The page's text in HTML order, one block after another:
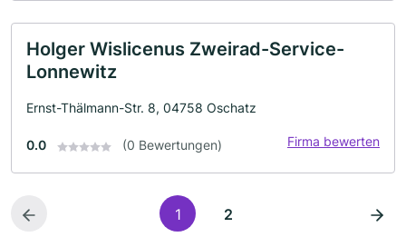
Holger Wislicenus Zweirad-Service-
Lonnewitz
Ernst-Thälmann-Str. 8, 04758 Oschatz
0.0 (0 Bewertungen) Firma bewerten
1 2